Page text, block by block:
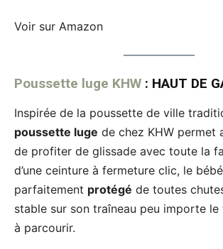
Voir sur Amazon
Poussette luge KHW : HAUT DE
Inspirée de la poussette de ville
poussette luge de chez KHW permet
de profiter de glissade avec toute la
d’une ceinture à fermeture clic, le
parfaitement protégé de toutes
stable sur son traîneau peu importe
à parcourir.